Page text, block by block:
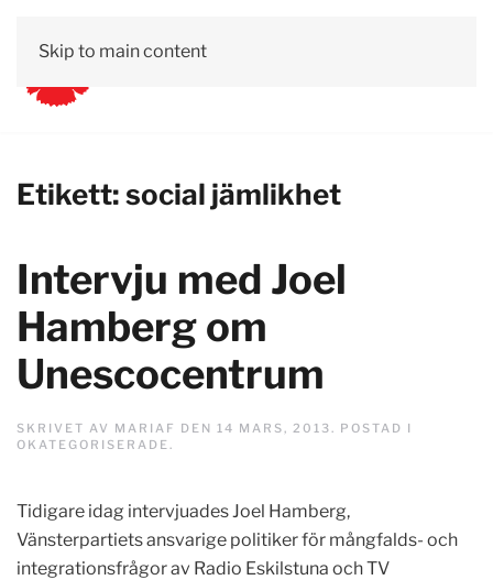
Skip to main content
Etikett:social jämlikhet
Intervju med Joel
Hamberg om
Unescocentrum
SKRIVET AV MARIAF DEN 14 MARS, 2013. POSTAD I
OKATEGORISERADE.
Tidigare idag intervjuades Joel Hamberg,
Vänsterpartiets ansvarige politiker för mångfalds- och
integrationsfrågor av Radio Eskilstuna och TV